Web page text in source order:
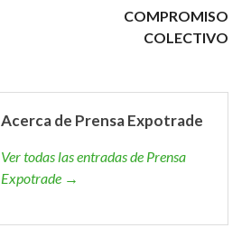
COMPROMISO
COLECTIVO
Acerca de Prensa Expotrade
Ver todas las entradas de Prensa
Expotrade →